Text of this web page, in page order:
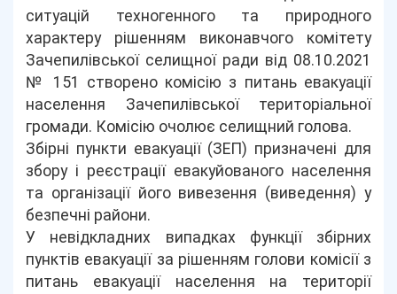
ситуацій техногенного та природного
характеру рішенням виконавчого комітету
Зачепилівської селищної ради від 08.10.2021
№ 151 створено комісію з питань евакуації
населення Зачепилівської територіальної
громади. Комісію очолює селищний голова.
Збірні пункти евакуації (ЗЕП) призначені для
збору і реєстрації евакуйованого населення
та організації його вивезення (виведення) у
безпечні райони.
У невідкладних випадках функції збірних
пунктів евакуації за рішенням голови комісії з
питань евакуації населення на території